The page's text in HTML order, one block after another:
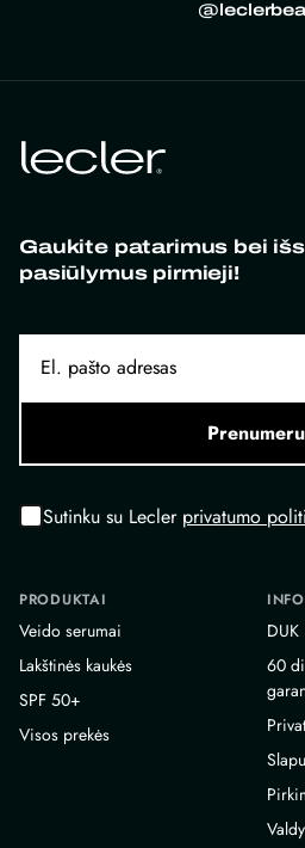
Gaukite patarimus bei
pasiūlymus pirmieji!
Sutinku su Lecler privatumo
PRODUKTAI
Veido serumai
Lakštinės kaukės
SPF 50+
Visos prekės
DUK
60